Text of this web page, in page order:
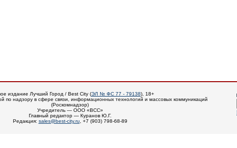
издание Лучший Город / Best City (ЭЛ № ФС 77 - 79138), 18+
по надзору в сфере связи, информационных технологий и массовых коммуникаций
(Роскомнадзор)
Учредитель — ООО «ВСС»
Главный редактор — Куранов Ю.Г.
Редакция: sales@best-city.ru , +7 (903) 798-68-89